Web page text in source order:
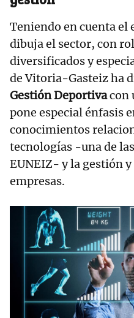
Teniendo en cuenta el
dibuja el sector, con
diversificados y
de Vitoria-Gasteiz ha
Gestión Deportivacon
pone especial énfasis
conocimientos
tecnologías -una de
EUNEIZ- y la gestión
empresas.